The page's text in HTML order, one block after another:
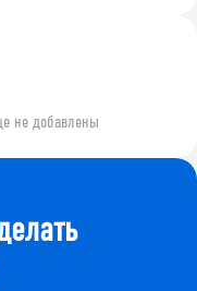
не добавлены